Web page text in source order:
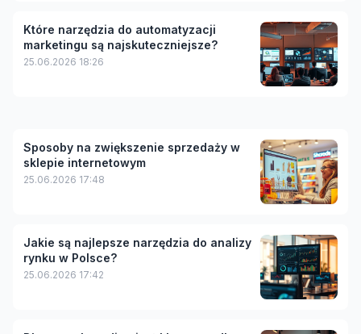
Które narzędzia do automatyzacji
marketingu są najskuteczniejsze?
25.06.2026 18:26
Sposoby na zwiększenie sprzedaży w
sklepie internetowym
25.06.2026 17:48
Jakie są najlepsze narzędzia do analizy
rynku w Polsce?
25.06.2026 17:42